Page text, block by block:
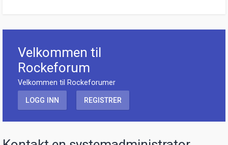
Velkommen til
Rockeforum
Velkommen til Rockeforumer
LOGG INN REGISTRER